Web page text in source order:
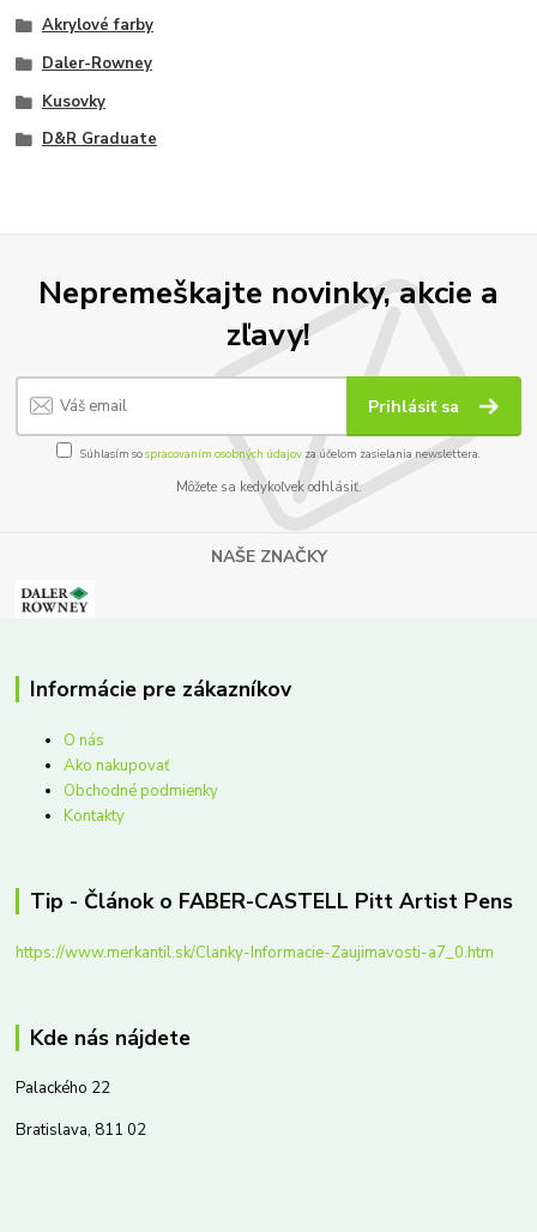
Akrylové farby
Daler-Rowney
Kusovky
D&R Graduate
Nepremeškajte novinky, akcie a
zľavy!
Prihlásiť sa
Súhlasím sospracovaním osobných údajov za účelom zasielania newslettera.
Môžete sa kedykoľvek odhlásiť.
NAŠE ZNAČKY
Informácie pre zákazníkov
O nás
Ako nakupovať
Obchodné podmienky
Kontakty
Tip - Článok o FABER-CASTELL Pitt Artist Pens
https://www.merkantil.sk/Clanky-Informacie-Zaujimavosti-a7_0.htm
Kde nás nájdete
Palackého 22
Bratislava, 811 02